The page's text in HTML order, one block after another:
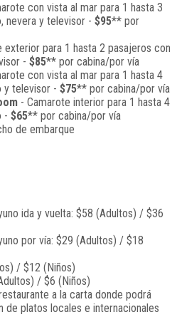
con vista al mar para 1 hasta 3
nevera y televisor - $95** por
exterior para 1 hasta 2 pasajeros con
- $85** por cabina/por vía
con vista al mar para 1 hasta 4
y televisor - $75** por cabina/por vía
- Camarote interior para 1 hasta 4
- $65** por cabina/por vía
de embarque
ida y vuelta: $58 (Adultos) / $36
por vía: $29 (Adultos) / $18
/ $12 (Niños)
/ $6 (Niños)
a la carta donde podrá
de platos locales e internacionales